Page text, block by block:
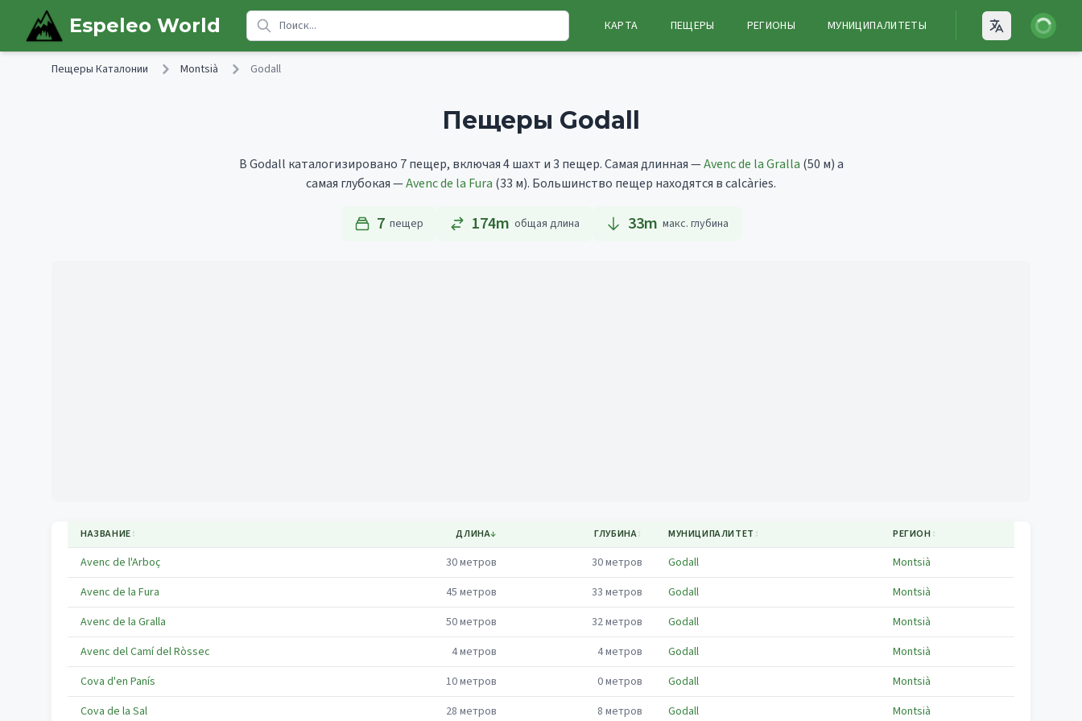
Skip to main content
Espeleo World КАРТА ПЕЩЕРЫ РЕГИОНЫ МУНИЦИПАЛИТЕТЫ Open
Войти
Пещеры Каталонии Montsià Godall
Пещеры Godall
В Godall каталогизировано 7 пещер, включая 4 шахт и 3 пещер.Самая длинная —Avenc de la Gralla (50 м)а
самая глубокая —Avenc de la Fura (33 м). Большинство пещер находятся в calcàries.
7 пещер 174m общая длина 33m макс. глубина
НАЗВАНИЕ↕ ДЛИНА↓ ГЛУБИНА↕ МУНИЦИПАЛИТЕТ ↕ РЕГИОН ↕
Avenc de l'Arboç 30метров 30метров Godall
Montsià
Avenc de la Fura
45 метров 33 метров Godall
Montsià
Avenc de la Gralla
50метров 32метров Godall
Montsià
Avenc del Camí del Ròssec
4метров 4метров Godall
Montsià
Cova d'en Panís
10метров 0метров Godall
Montsià
Cova de la Sal
28 метров 8 метров Godall Montsià